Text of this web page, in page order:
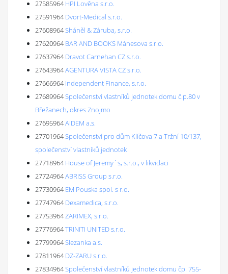
27585964 HPI Lověna s.r.o.
27591964 Dvort-Medical s.r.o.
27608964Sháněl & Záruba, s.r.o.
27620964 BAR AND BOOKS Mánesova s.r.o.
27637964 Dravot Carnehan CZ s.r.o.
27643964AGENTURA VISTA CZ s.r.o.
27666964 Independent Finance, s.r.o.
27689964Společenství vlastníků jednotek domu č.p.80 v
Břežanech, okres Znojmo
27695964AIDEM a.s.
27701964Společenství pro dům Klíčova 7 a Tržní 10/137,
společenství vlastníků jednotek
27718964 House of Jeremy´s, s.r.o., v likvidaci
27724964ABRISS Group s.r.o.
27730964 EM Pouska spol. s r.o.
27747964 Dexamedica, s.r.o.
27753964ZARIMEX, s.r.o.
27776964TRINITI UNITED s.r.o.
27799964Slezanka a.s.
27811964 DZ-ZARU s.r.o.
27834964Společenství vlastníků jednotek domu čp. 755-